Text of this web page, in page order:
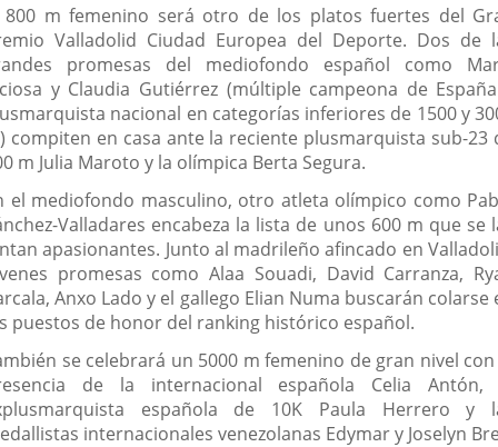
800 m femenino será otro de los platos fuertes del
Valladolid Ciudad Europea del Deporte. Dos de
promesas del mediofondo español como
y Claudia Gutiérrez (múltiple campeona de
nacional en categorías inferiores de 1500 y
compiten en casa ante la reciente plusmarquista sub-23
m Julia Maroto y la olímpica Berta Segura.
el mediofondo masculino, otro atleta olímpico como
Valladares encabeza la lista de unos 600 m que se
apasionantes. Junto al madrileño afincado en
promesas como Alaa Souadi, David Carranza,
Anxo Lado y el gallego Elian Numa buscarán colarse
puestos de honor del ranking histórico español.
se celebrará un 5000 m femenino de gran nivel
de la internacional española Celia Antón,
española de 10K Paula Herrero y
internacionales venezolanas Edymar y Joselyn